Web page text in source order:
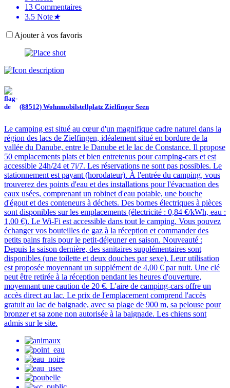
13 Commentaires
3.5 Note★
Ajouter à vos favoris
(88512) Wohnmobilstellplatz Zielfinger Seen
Le camping est situé au cœur d'un magnifique cadre naturel dans la
région des lacs de Zielfingen, idéalement situé en bordure de la
vallée du Danube, entre le Danube et le lac de Constance. Il propose
50 emplacements plats et bien entretenus pour camping-cars et est
accessible 24h/24 et 7j/7. Les réservations ne sont pas possibles. Le
stationnement est payant (horodateur). À l'entrée du camping, vous
trouverez des points d'eau et des installations pour l'évacuation des
eaux usées, comprenant un robinet d'eau potable, une bouche
d'égout et des conteneurs à déchets. Des bornes électriques à pièces
sont disponibles sur les emplacements (électricité : 0,84 €/kWh, eau :
1,00 €). Le Wi-Fi est accessible dans tout le camping. Vous pouvez
échanger vos bouteilles de gaz à la réception et commander des
petits pains frais pour le petit-déjeuner en saison. Nouveauté :
Depuis la saison dernière, des sanitaires supplémentaires sont
disponibles (une toilette et deux douches par sexe). Leur utilisation
est proposée moyennant un supplément de 4,00 € par nuit. Une clé
peut être retirée à la réception pendant les heures d'ouverture,
moyennant une caution de 20 €. L'aire de camping-cars offre un
accès direct au lac. Le prix de l'emplacement comprend l'accès
gratuit au lac de baignade, avec sa plage de 900 m, sa pelouse pour
bronzer et sa zone non autorisée à la baignade. Les chiens sont
admis sur le site.